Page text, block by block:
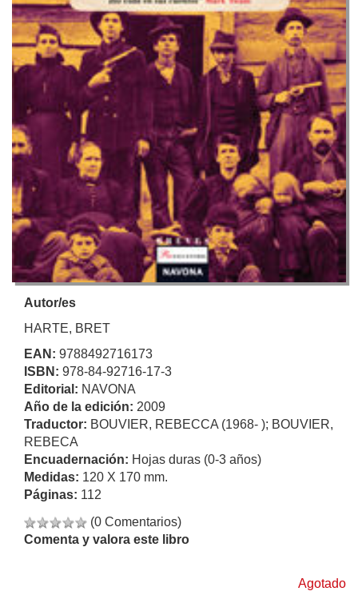
Autor/es
HARTE, BRET
EAN: 9788492716173
ISBN: 978-84-92716-17-3
Editorial: NAVONA
Año de la edición: 2009
Traductor: BOUVIER, REBECCA (1968- ); BOUVIER,
REBECA
Encuadernación: Hojas duras (0-3 años)
Medidas: 120 X 170 mm.
Páginas: 112
(0 Comentarios)
Comenta y valora este libro
Agotado